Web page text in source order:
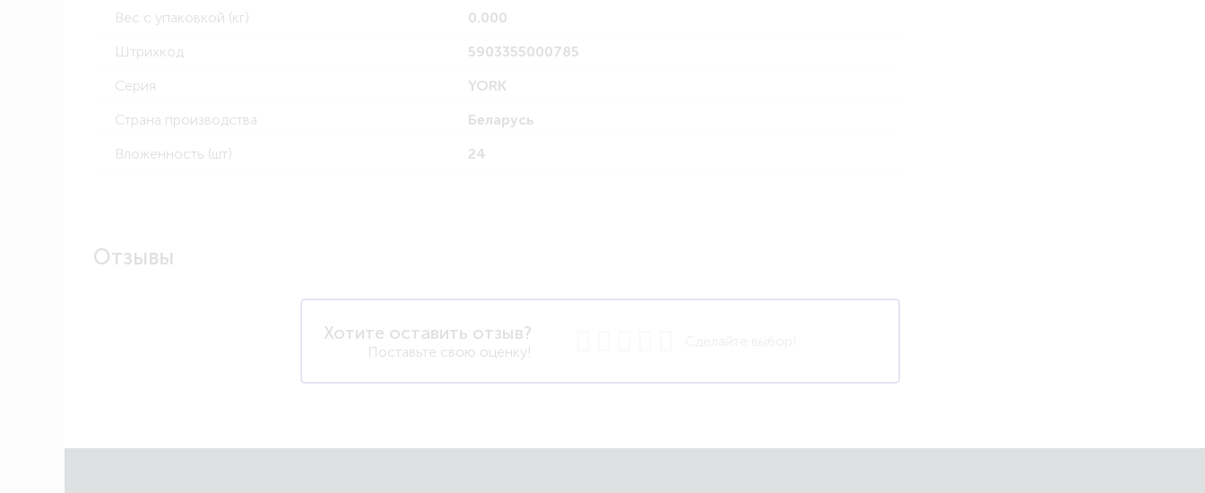
Вес с упаковкой (кг)
0.000
Штрихкод
5903355000785
Серия
YORK
Страна производства
Беларусь
Вложенность (шт)
24
Отзывы
Хотите оставить отзыв?
Поставьте свою оценку!